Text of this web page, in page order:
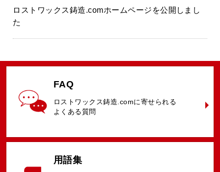
ロストワックス鋳造.comホームページを公開しまし
た
FAQ
ロストワックス鋳造.comに寄せられる
よくある質問
用語集